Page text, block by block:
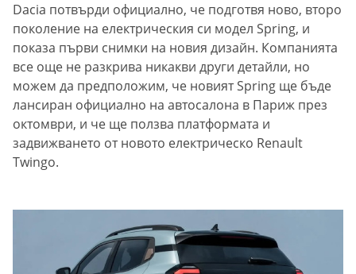
Dacia потвърди официално, че подготвя ново, второ
поколение на електрическия си модел Spring, и
показа първи снимки на новия дизайн. Компанията
все още не разкрива никакви други детайли, но
можем да предположим, че новият Spring ще бъде
лансиран официално на автосалона в Париж през
октомври, и че ще ползва платформата и
задвижването от новото електрическо Renault
Twingo.